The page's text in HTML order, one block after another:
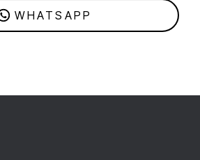
WHATSAPP